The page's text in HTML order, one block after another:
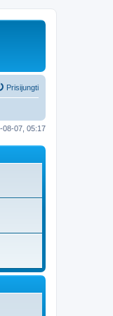
Prisijungti
08-07, 05:17